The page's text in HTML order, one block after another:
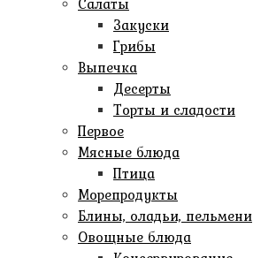
Закуски
Грибы
Выпечка
Десерты
Торты и сладости
Первое
Мясные блюда
Птица
Морепродукты
Блины, оладьи, пельмени
Овощные блюда